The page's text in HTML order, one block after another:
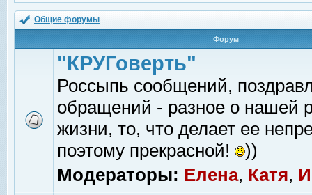
Общие форумы
Форум
"КРУГоверть"
Россыпь сообщений,
обращений - разное о нашей
жизни, то, что делает ее
поэтому прекрасной!
))
Модераторы: Елена, Катя,